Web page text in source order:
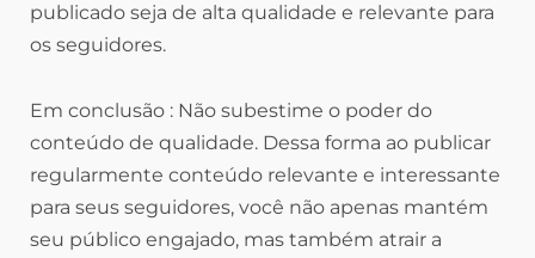
publicado seja de alta qualidade e relevante para
os seguidores.
Em conclusão : Não subestime o poder do
conteúdo de qualidade. Dessa forma ao publicar
regularmente conteúdo relevante e interessante
para seus seguidores, você não apenas mantém
seu público engajado, mas também atrair a